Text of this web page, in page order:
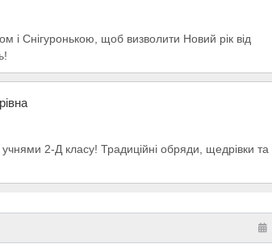
і Снігуронькою, щоб визволити Новий рік від
2-Д класу! Традиційні обряди, щедрівки та